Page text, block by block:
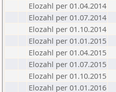
Elozahl per 01.04.2014
Elozahl per 01.07.2014
Elozahl per 01.10.2014
Elozahl per 01.01.2015
Elozahl per 01.04.2015
Elozahl per 01.07.2015
Elozahl per 01.10.2015
Elozahl per 01.01.2016